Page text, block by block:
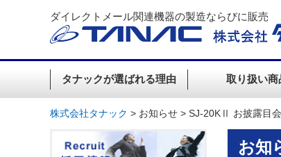
ダイレクトメール関連機器の製造ならびに販売
タナックが選ばれる理由 取り扱い商
株式会社タナック > お知らせ > SJ-20KⅡ お披露目
お知